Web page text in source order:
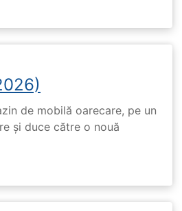
de mobilă oarecare, pe un
și duce către o nouă